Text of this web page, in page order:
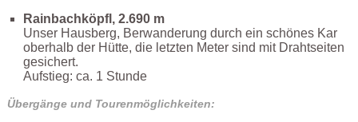
Rainbachköpfl, 2.690 m
Unser Hausberg, Berwanderung durch ein schönes Kar
oberhalb der Hütte, die letzten Meter sind mit Drahtseiten
gesichert.
Aufstieg: ca. 1 Stunde
Übergänge und Tourenmöglichkeiten: